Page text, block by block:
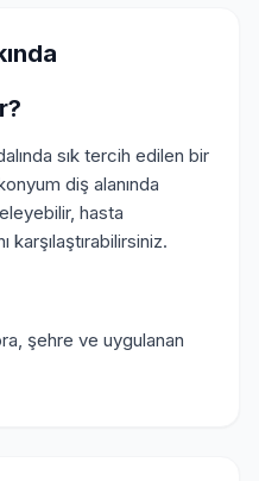
sık tercih edilen bir
diş alanında
hasta
karşılaştırabilirsiniz.
şehre ve uygulanan